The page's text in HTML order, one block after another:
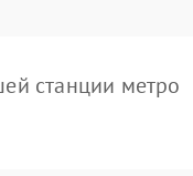
станции метро